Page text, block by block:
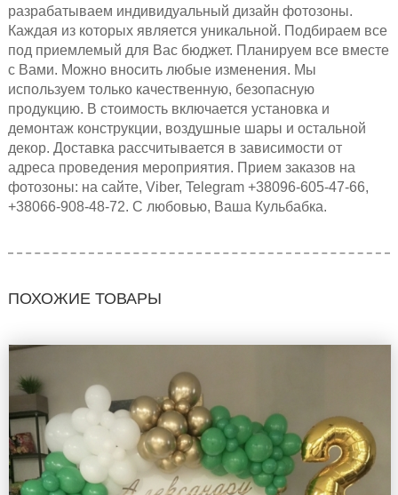
разрабатываем индивидуальный дизайн фотозоны.
Каждая из которых является уникальной. Подбираем все
под приемлемый для Вас бюджет. Планируем все вместе
с Вами. Можно вносить любые изменения. Мы
используем только качественную, безопасную
продукцию. В стоимость включается установка и
демонтаж конструкции, воздушные шары и остальной
декор. Доставка рассчитывается в зависимости от
адреса проведения мероприятия. Прием заказов на
фотозоны: на сайте, Viber, Telegram +38096-605-47-66,
+38066-908-48-72. С любовью, Ваша Кульбабка.
ПОХОЖИЕ ТОВАРЫ